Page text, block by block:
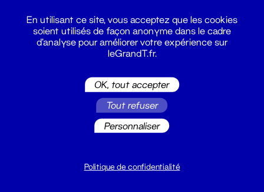
billetterie@leGrandT.fr
Du lundi au vendredi 14h → 18h
En utilisant ce site, vous acceptez que les cookies
soient utilisés de façon anonyme dans le cadre
d'analyse pour améliorer votre expérience sur
leGrandT.fr.
OK, tout accepter
Tout refuser
Personnaliser
Politique de confidentialité